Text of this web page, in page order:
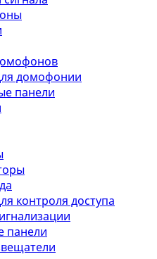
домофонии
панели
контроля доступа
панели